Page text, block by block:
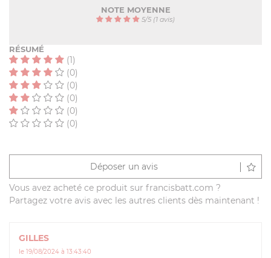
NOTE MOYENNE
5/5 (1 avis)
RÉSUMÉ
(1)
(0)
(0)
(0)
(0)
(0)
Déposer un avis
Vous avez acheté ce produit sur francisbatt.com ?
Partagez votre avis avec les autres clients dès maintenant !
GILLES
le 19/08/2024 à 13:43:40